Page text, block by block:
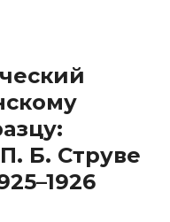
Б. Струве